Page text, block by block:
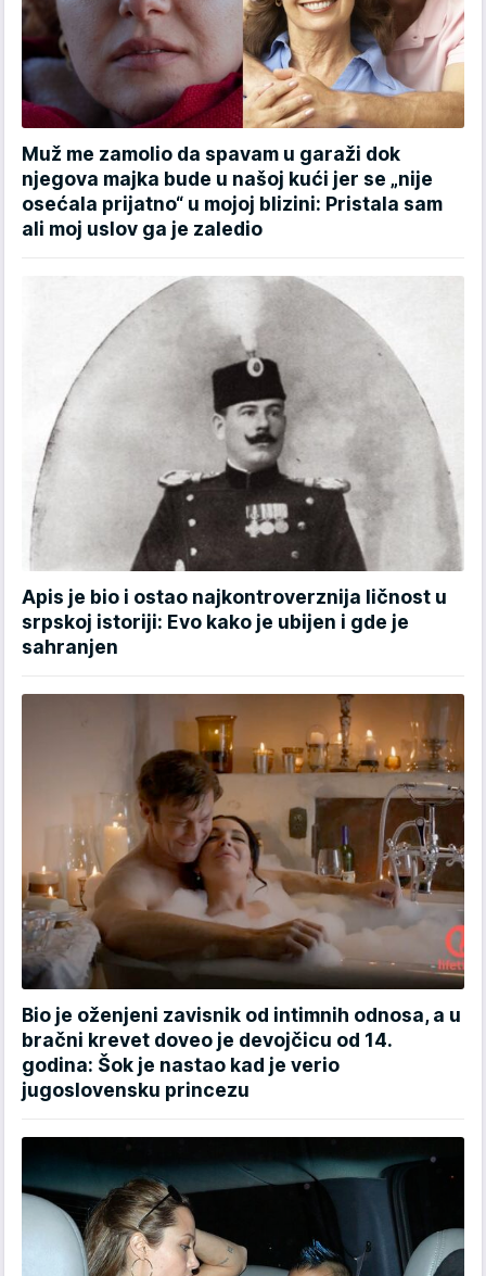
Muž me zamolio da spavam u garaži dok
njegova majka bude u našoj kući jer se „nije
osećala prijatno“ u mojoj blizini: Pristala sam
ali moj uslov ga je zaledio
Apis je bio i ostao najkontroverznija ličnost u
srpskoj istoriji: Evo kako je ubijen i gde je
sahranjen
Bio je oženjeni zavisnik od intimnih odnosa, a u
bračni krevet doveo je devojčicu od 14.
godina: Šok je nastao kad je verio
jugoslovensku princezu